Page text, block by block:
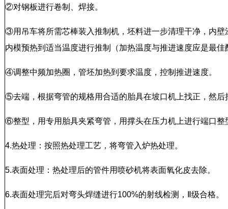
②对钢板进行卷制、焊接。
③用吊车将所需芯棒装入推制机，坯料进一步清理干净，内
内模预热到适当温度进行推制（加热温度与推进速度应是最佳
④调整中频加热圈，管坯加热到要求温度，控制推进速度。
⑤去端，根据弯管的规格用合适的胎具在坡口机上找正，然
⑥整型，用专用胎具夹紧弯管，用撑头在压力机上进行端口整
4.热处理：按照热处理工艺，将弯管入炉热处理。
5.表面处理：热处理后的管件用喷砂机将表面氧化皮去除。
6.表面处理完后对弯头焊缝进行100%的射线检测，Ⅱ级合格。